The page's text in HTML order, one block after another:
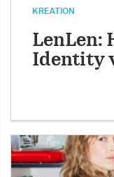
KREATION
LenLen:
Identity